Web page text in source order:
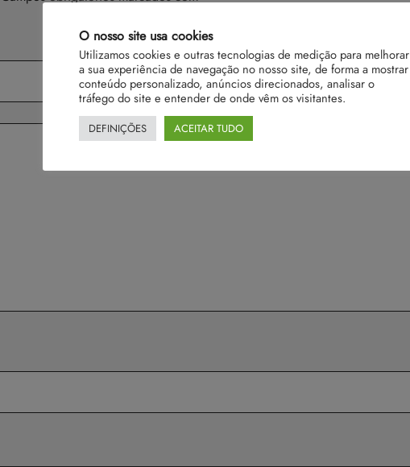
O nosso site usa cookies
Utilizamos cookies e outras tecnologias de medição para melhorar
a sua experiência de navegação no nosso site, de forma a mostrar
conteúdo personalizado, anúncios direcionados, analisar o
tráfego do site e entender de onde vêm os visitantes.
DEFINIÇÕES ACEITAR TUDO